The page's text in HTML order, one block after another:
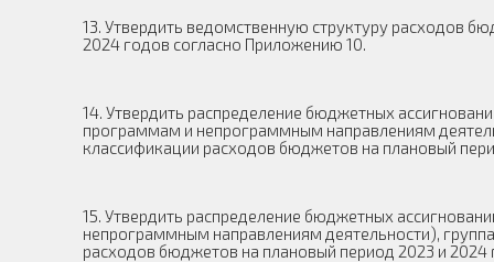
13. Утвердить ведомственную структуру расходов
2024 годов согласно Приложению 10.
14. Утвердить распределение бюджетных
программам и непрограммным направлениям
классификации расходов бюджетов на плановый
15. Утвердить распределение бюджетных
непрограммным направлениям деятельности),
расходов бюджетов на плановый период 2023 и 2024